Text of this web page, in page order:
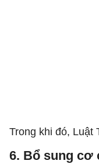
Trong khi đó, Luật
6. Bổ sung cơ